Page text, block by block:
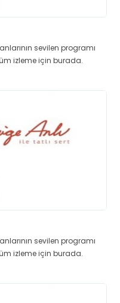
sevilen programı
izleme için burada.
sevilen programı
izleme için burada.